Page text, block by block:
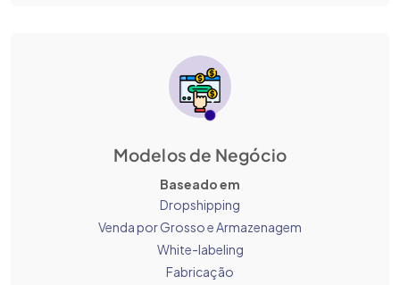
Modelos de Negócio
Baseado em
Dropshipping
Venda por Grosso e Armazenagem
White-labeling
Fabricação